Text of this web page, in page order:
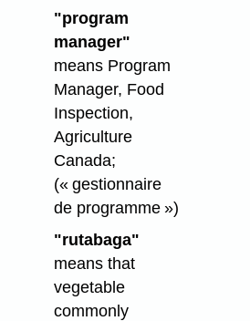
"program
manager"
means Program
Manager, Food
Inspection,
Agriculture
Canada;
(« gestionnaire
de programme »)
"rutabaga"
means that
vegetable
commonly